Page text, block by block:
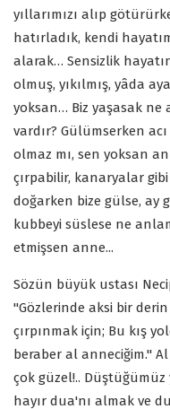
yıllarımızı alıp
hatırladık, kendi
alarak… Sensizlik
olmuş, yıkılmış, yâda
yoksan… Biz yaşasak ne
vardır? Gülümserken
olmaz mı, sen yoksan
çırpabilir, kanaryalar
doğarken bize gülse, ay
kubbeyi süslese ne
etmişsen anne...
Sözün büyük ustası
"Gözlerinde aksi bir derin
çırpınmak için; Bu kış
beraber al anneciğim."
çok güzel!..
hayır dua'nı almak ve